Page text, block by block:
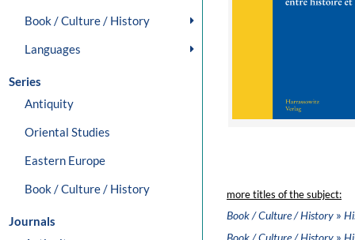
Book / Culture / History
Languages
Series
Antiquity
Oriental Studies
Eastern Europe
Book / Culture / History
Journals
more titles of the subject:
Book / Culture / History »
Book / Culture / History »